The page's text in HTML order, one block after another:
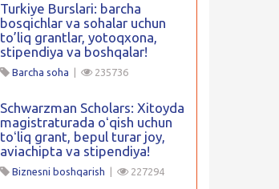
Turkiye Burslari: barcha
bosqichlar va sohalar uchun
to’liq grantlar, yotoqxona,
stipendiya va boshqalar!
Barcha soha 235736
Schwarzman Scholars: Xitoyda
magistraturada oʻqish uchun
toʻliq grant, bepul turar joy,
aviachipta va stipendiya!
Biznesni boshqarish 227294